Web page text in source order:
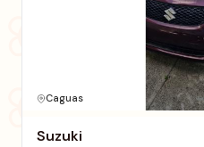
Caguas
Suzuki